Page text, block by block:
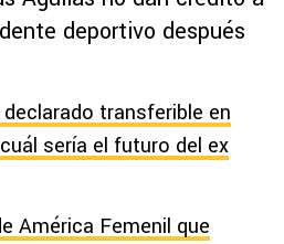
deportivo después
transferible en
sería el futuro del ex
América Femenil que